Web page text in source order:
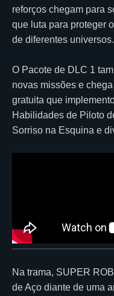
reforços chegam para
que luta para proteger
de diferentes universos.
O Pacote de DLC 1
novas missões e
gratuita que
Habilidades de Piloto
Sorriso na Esquina e
Na trama, SUPER
de Aço diante de uma